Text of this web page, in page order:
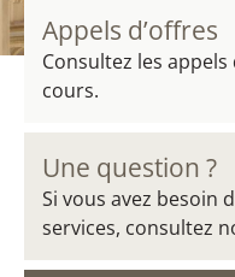
Appels d’offres
Consultez les
cours.
Une question ?
Si vous avez besoin
services, consultez